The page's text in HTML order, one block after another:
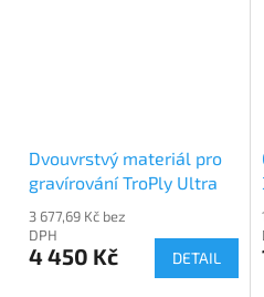
Dvouvrstvý materiál pro
gravírování TroPly Ultra
PU992-209
3 677,69 Kč bez
DPH
4 450 Kč DETAIL